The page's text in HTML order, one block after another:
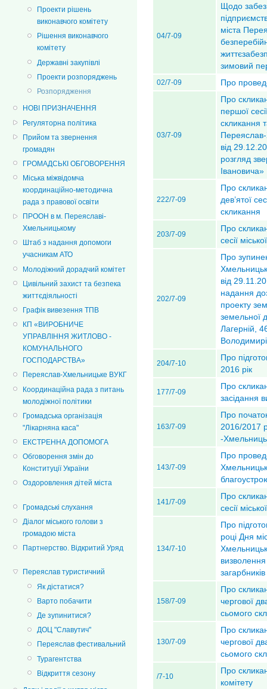
Проекти рішень
виконавчого комітету
Рішення виконавчого
комітету
Державні закупівлі
Проекти розпоряджень
Розпорядження
НОВІ ПРИЗНАЧЕННЯ
Регуляторна політика
Прийом та звернення
громадян
ГРОМАДСЬКІ ОБГОВОРЕННЯ
Міська міжвідомча
координаційно-методична
рада з правової освіти
ПРООН в м. Переяславі-
Хмельницькому
Штаб з надання допомоги
учасникам АТО
Молодіжний дорадчий комітет
Цивільний захист та безпека
життєдіяльності
Графік вивезення ТПВ
КП «ВИРОБНИЧЕ
УПРАВЛІННЯ ЖИТЛОВО -
КОМУНАЛЬНОГО
ГОСПОДАРСТВА»
Переяслав-Хмельницьке ВУКГ
Координаційна рада з питань
молодіжної політики
Громадська організація
"Лікарняна каса"
ЕКСТРЕННА ДОПОМОГА
Обговорення змін до
Конституції України
Оздоровлення дітей міста
Громадські слухання
Діалог міського голови з
громадою міста
Партнерство. Відкритий Уряд
Переяслав туристичний
Як дістатися?
Варто побачити
Де зупинитися?
ДОЦ "Славутич"
Переяслав фестивальний
Турагентства
Відкриття сезону
04/7-09
Щодо
міста
зимовий
02/7-09 Про
03/7-09
Про
першої
скликання
Переяслав-
від
розгляд
Івановича»
222/7-09
Про
дев’ятої
скликання
203/7-09
Про
сесії
202/7-09
Про
від
надання
проекту
земельної
Лагерній,
204/7-10
Про
2016 рік
177/7-09
Про
засідання
163/7-09
Про
2016/2017
-
143/7-09
Про
141/7-09
Про
сесії
134/7-10
Про
році Дня
загарбників
158/7-09
Про
чергової
сьомого
130/7-09
Про
чергової
сьомого
/7-10
Про
комітету